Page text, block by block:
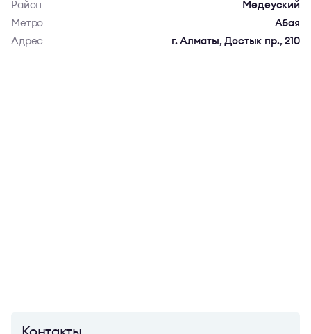
Район
Медеуский
Метро
Абая
Адрес
г. Алматы, Достык пр., 210